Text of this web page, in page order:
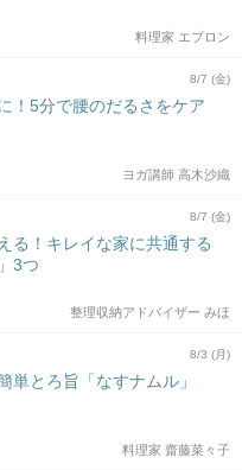
料理家 エプロン
8/7 (金)
！5分で腰のだるさをケア
ヨガ講師 高木沙織
8/7 (金)
る！キレイな家に共通する
3つ
整理収納アドバイザー みほ
8/3 (月)
単とろ旨「なすナムル」
料理家 齋藤菜々子